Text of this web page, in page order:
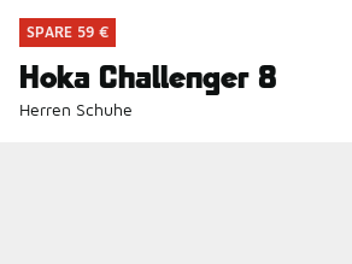
SPARE 59 €
Hoka Challenger 8
Herren Schuhe